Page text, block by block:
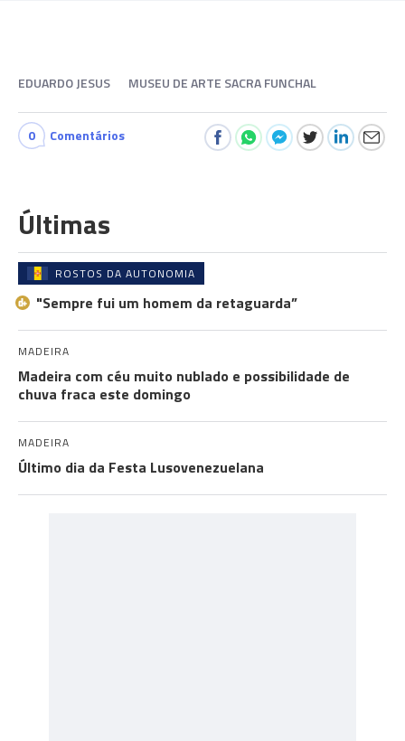
EDUARDO JESUS MUSEU DE ARTE SACRA FUNCHAL
0 Comentários
Últimas
ROSTOS DA AUTONOMIA
"Sempre fui um homem da retaguarda”
MADEIRA
Madeira com céu muito nublado e possibilidade de
chuva fraca este domingo
MADEIRA
Último dia da Festa Lusovenezuelana